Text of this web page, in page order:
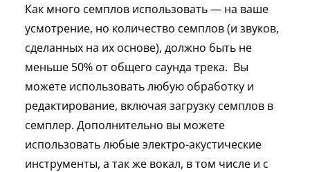
Как много семплов использовать — на ваше
усмотрение, но количество семплов (и звуков,
сделанных на их основе), должно быть не
меньше 50% от общего саунда трека. Вы
можете использовать любую обработку и
редактирование, включая загрузку семплов в
семплер. Дополнительно вы можете
использовать любые электро-акустические
инструменты, а так же вокал, в том числе и с